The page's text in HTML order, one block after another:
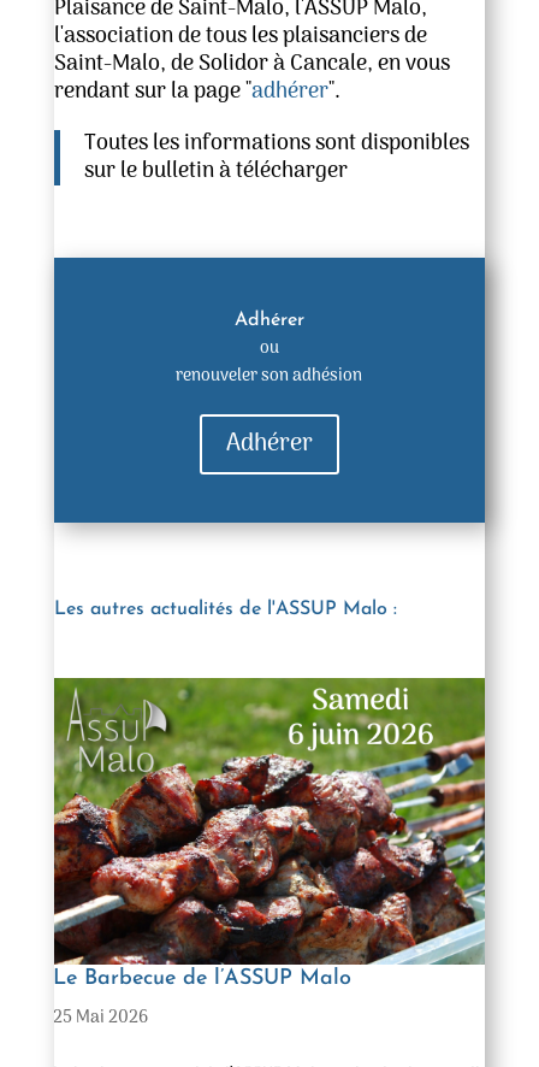
Plaisance de Saint-Malo, l'ASSUP Malo,
l'association de tous les plaisanciers de
Saint-Malo, de Solidor à Cancale, en vous
rendant sur la page "adhérer".
Toutes les informations sont disponibles
sur le bulletin à télécharger
Adhérer
ou
renouveler son adhésion
Adhérer
Les autres actualités de l'ASSUP Malo :
Le Barbecue de l’ASSUP Malo
25 Mai 2026